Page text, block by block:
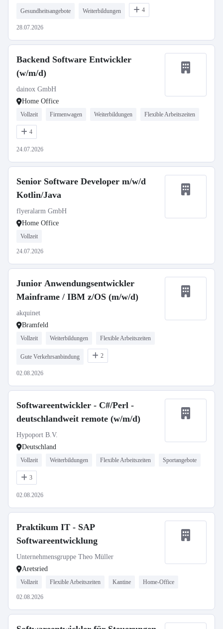
Gesundheitsangebote Weiterbildungen 4
28.07.2026
Backend Software Entwickler
(w/m/d)
dainox GmbH
Home Office
Vollzeit Firmenwagen Weiterbildungen Flexible Arbeitszeiten
4
24.07.2026
Senior Software Developer m/w/d
Kotlin/Java
flyeralarm GmbH
Home Office
Vollzeit
24.07.2026
Junior Anwendungsentwickler
Mainframe / IBM z/OS (m/w/d)
akquinet
Bramfeld
Vollzeit Weiterbildungen Flexible Arbeitszeiten
Gute Verkehrsanbindung 2
02.08.2026
Softwareentwickler - C#/Perl -
deutschlandweit remote (w/m/d)
Hypoport B.V.
Deutschland
Vollzeit Weiterbildungen Flexible Arbeitszeiten Sportangebote
3
02.08.2026
Praktikum IT - SAP
Softwareentwicklung
Unternehmensgruppe Theo Müller
Aretsried
Vollzeit Flexible Arbeitszeiten Kantine Home-Office
02.08.2026